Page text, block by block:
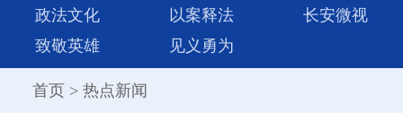
政法文化
以案释法
长安微视
致敬英雄
见义勇为
首页 > 热点新闻